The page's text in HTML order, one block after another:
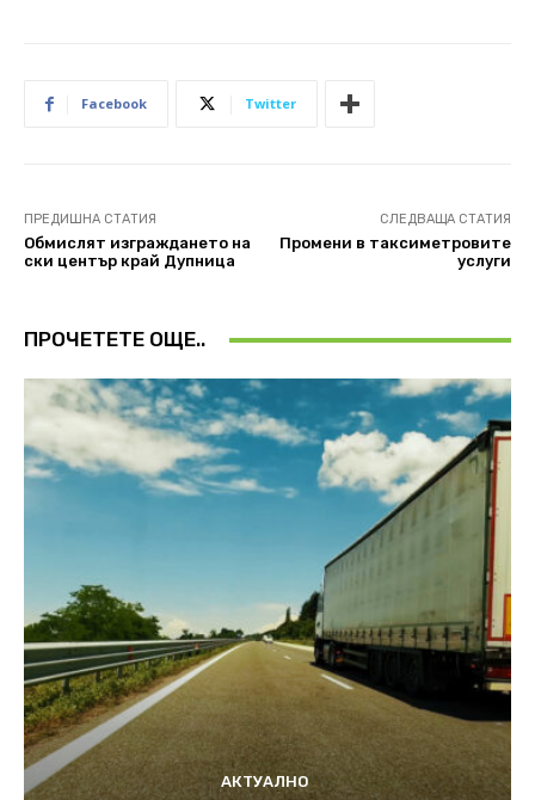
Facebook Twitter
ПРЕДИШНА СТАТИЯ
Обмислят изграждането на
ски център край Дупница
СЛЕДВАЩА СТАТИЯ
Промени в таксиметровите
услуги
ПРОЧЕТЕТЕ ОЩЕ..
АКТУАЛНО